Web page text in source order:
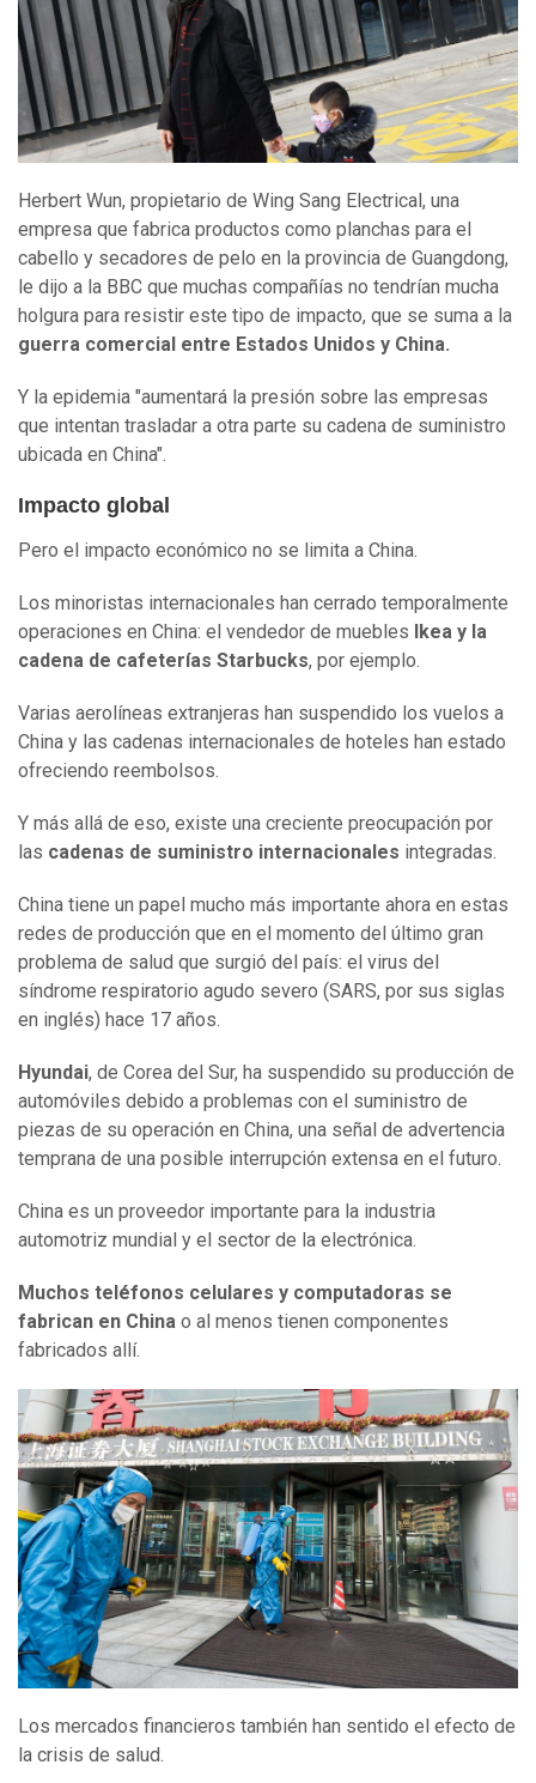
Herbert Wun, propietario de Wing Sang Electrical, una
empresa que fabrica productos como planchas para el
cabello y secadores de pelo en la provincia de Guangdong,
le dijo a la BBC que muchas compañías no tendrían mucha
holgura para resistir este tipo de impacto, que se suma a la
guerra comercial entre Estados Unidos y China.
Y la epidemia "aumentará la presión sobre las empresas
que intentan trasladar a otra parte su cadena de suministro
ubicada en China".
Impacto global
Pero el impacto económico no se limita a China.
Los minoristas internacionales han cerrado temporalmente
operaciones en China: el vendedor de muebles Ikea y la
cadena de cafeterías Starbucks, por ejemplo.
Varias aerolíneas extranjeras han suspendido los vuelos a
China y las cadenas internacionales de hoteles han estado
ofreciendo reembolsos.
Y más allá de eso, existe una creciente preocupación por
las cadenas de suministro internacionales integradas.
China tiene un papel mucho más importante ahora en estas
redes de producción que en el momento del último gran
problema de salud que surgió del país: el virus del
síndrome respiratorio agudo severo (SARS, por sus siglas
en inglés) hace 17 años.
Hyundai, de Corea del Sur, ha suspendido su producción de
automóviles debido a problemas con el suministro de
piezas de su operación en China, una señal de advertencia
temprana de una posible interrupción extensa en el futuro.
China es un proveedor importante para la industria
automotriz mundial y el sector de la electrónica.
Muchos teléfonos celulares y computadoras se
fabrican en China o al menos tienen componentes
fabricados allí.
Los mercados financieros también han sentido el efecto de
la crisis de salud.